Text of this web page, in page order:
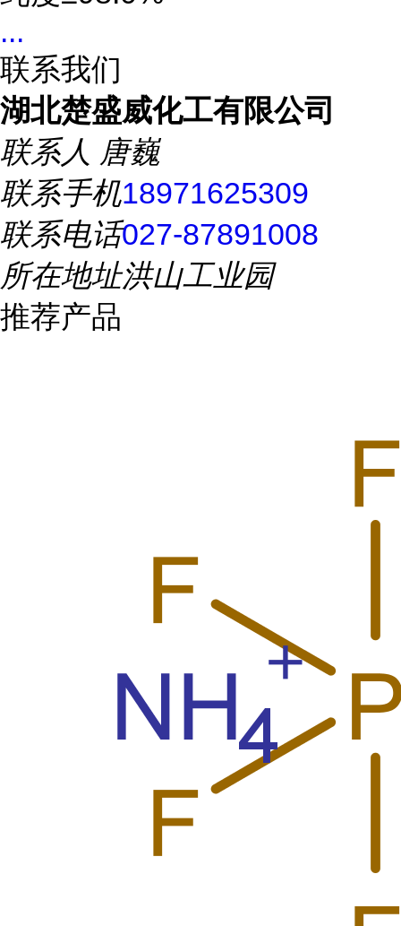
...
联系我们
湖北楚盛威化工有限公司
联系人 唐巍
联系手机18971625309
联系电话027-87891008
所在地址洪山工业园
推荐产品